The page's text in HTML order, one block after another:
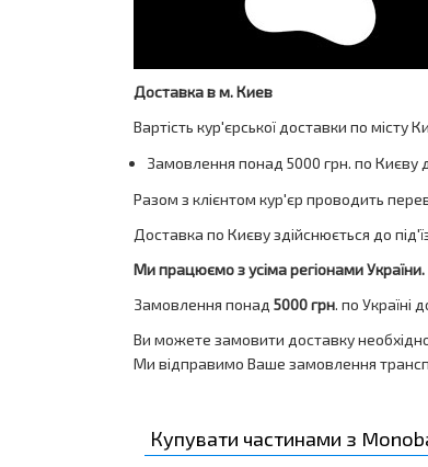
Доставка в м. Киев
Вартість кур'єрської доставки по місту
Замовлення понад 5000 грн. по Києву
Разом з клієнтом кур'єр проводить
Доставка по Києву здійснюється до
Ми працюємо з усіма регіонами України.
Замовлення понад 5000 грн. по Україні
Ви можете замовити доставку
Ми відправимо Ваше замовлення
Купувати частинами з